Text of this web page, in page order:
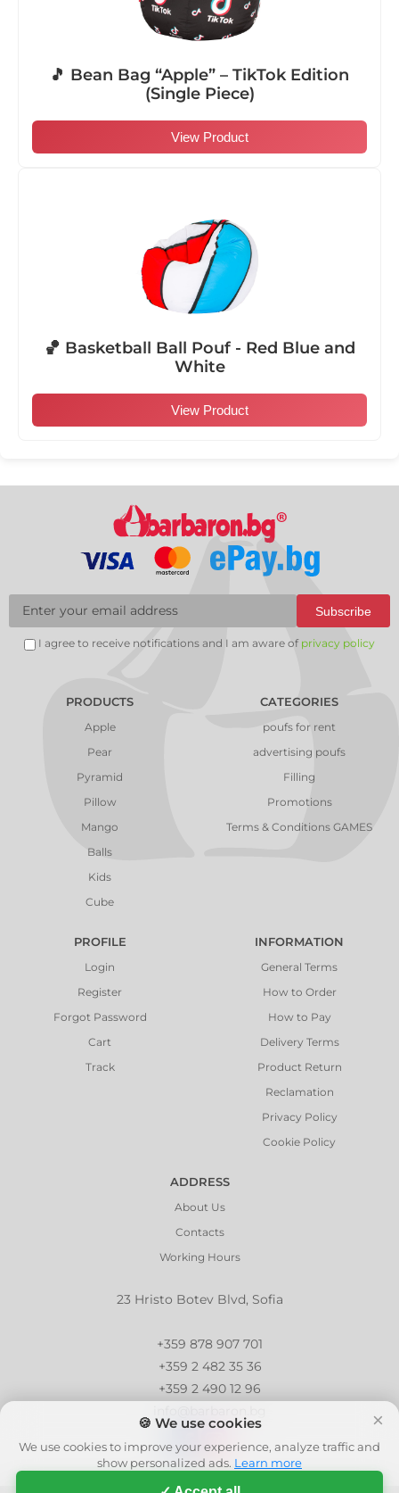
🎵 Bean Bag “Apple” – TikTok Edition
(Single Piece)
View Product
🏀 Basketball Ball Pouf - Red Blue and
White
View Product
Subscribe
I agree to receive notifications and I am aware of privacy policy
PRODUCTS
Apple
Pear
Pyramid
Pillow
Mango
Balls
Kids
Cube
CATEGORIES
poufs for rent
advertising poufs
Filling
Promotions
Terms & Conditions GAMES
PROFILE
Login
Register
Forgot Password
Cart
Track
INFORMATION
General Terms
How to Order
How to Pay
Delivery Terms
Product Return
Reclamation
Privacy Policy
Cookie Policy
ADDRESS
About Us
Contacts
Working Hours
23 Hristo Botev Blvd, Sofia
+359 878 907 701
+359 2 482 35 36
+359 2 490 12 96
×
🍪 We use cookies
We use cookies to improve your experience, analyze traffic and
show personalized ads. Learn more